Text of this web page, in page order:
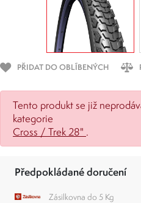
PŘIDAT DO OBLÍBENÝCH
Tento produkt se již
kategorie
Cross / Trek 28" .
Předpokládané doručení
Zásilkovna do 5 Kg